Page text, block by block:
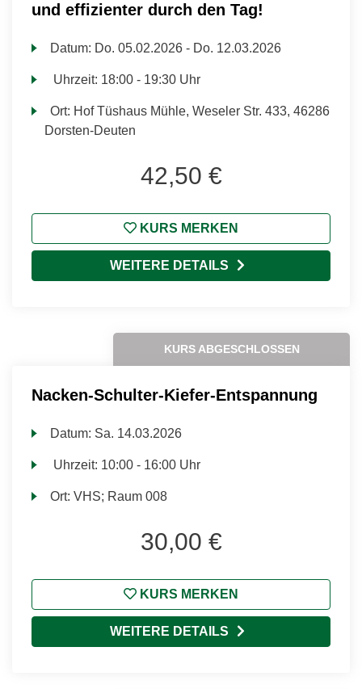
und effizienter durch den Tag!
Datum: Do. 05.02.2026 - Do. 12.03.2026
Uhrzeit: 18:00 - 19:30 Uhr
Ort: Hof Tüshaus Mühle, Weseler Str. 433, 46286
Dorsten-Deuten
42,50 €
KURS MERKEN
WEITERE DETAILS
KURS ABGESCHLOSSEN
Nacken-Schulter-Kiefer-Entspannung
Datum: Sa. 14.03.2026
Uhrzeit: 10:00 - 16:00 Uhr
Ort:VHS; Raum 008
30,00 €
KURS MERKEN
WEITERE DETAILS